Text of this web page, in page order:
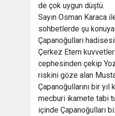
de çok uygun düştü.
Sayın Osman Karaca
sohbetlerde şu konuya
Çapanoğulları
Çerkez Etem
cephesinden çekip
riskini göze alan
Çapanoğullarını bir yıl
mecburi ikamete tabi
içinde Çapanoğulları